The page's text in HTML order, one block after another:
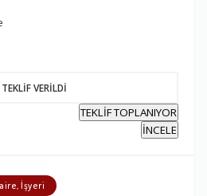
TEKLİF VERİLDİ
TEKLİF TOPLANIYOR
İNCELE
İşyeri